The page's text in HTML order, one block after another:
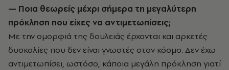
— Ποια θεωρείς μέχρι σήμερα τη μεγαλύτερη
πρόκληση που είχες να αντιμετωπίσεις;
Με την ομορφιά της δουλειάς έρχονται και αρκετές
δυσκολίες που δεν είναι γνωστές στον κόσμο. Δεν έχω
αντιμετωπίσει, ωστόσο, κάποια μεγάλη πρόκληση γιατί